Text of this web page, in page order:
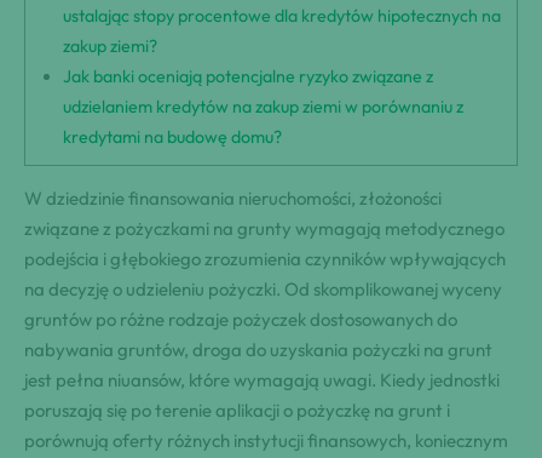
ustalając stopy procentowe dla kredytów hipotecznych na
zakup ziemi?
Jak banki oceniają potencjalne ryzyko związane z
udzielaniem kredytów na zakup ziemi w porównaniu z
kredytami na budowę domu?
W dziedzinie finansowania nieruchomości, złożoności
związane z pożyczkami na grunty wymagają metodycznego
podejścia i głębokiego zrozumienia czynników wpływających
na decyzję o udzieleniu pożyczki. Od skomplikowanej wyceny
gruntów po różne rodzaje pożyczek dostosowanych do
nabywania gruntów, droga do uzyskania pożyczki na grunt
jest pełna niuansów, które wymagają uwagi. Kiedy jednostki
poruszają się po terenie aplikacji o pożyczkę na grunt i
porównują oferty różnych instytucji finansowych, koniecznym